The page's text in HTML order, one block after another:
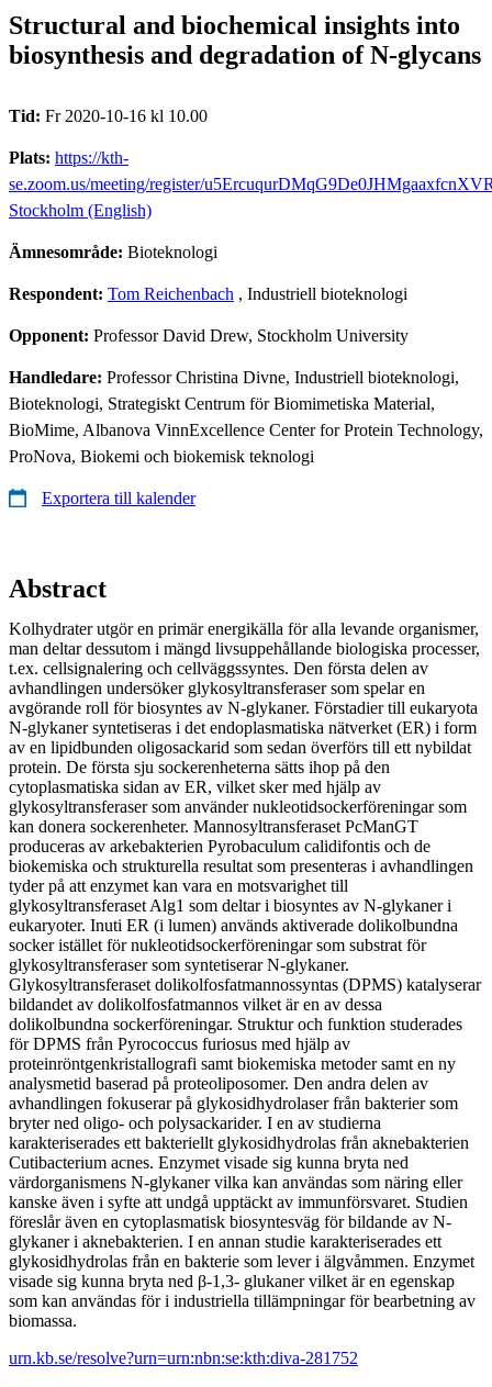
Structural and biochemical insights into
biosynthesis and degradation of N-glycans
Tid: Fr 2020-10-16 kl 10.00
Plats: https://kth-
se.zoom.us/meeting/register/
Stockholm (English)
Ämnesområde: Bioteknologi
Respondent: Tom Reichenbach , Industriell bioteknologi
Opponent: Professor David Drew, Stockholm University
Handledare: Professor Christina Divne, Industriell bioteknologi,
Bioteknologi, Strategiskt Centrum för Biomimetiska Material,
BioMime, Albanova VinnExcellence Center for Protein Technology,
ProNova, Biokemi och biokemisk teknologi
Exportera till kalender
Abstract
Kolhydrater utgör en primär energikälla för alla levande organismer,
man deltar dessutom i mängd livsuppehållande biologiska processer,
t.ex. cellsignalering och cellväggssyntes. Den första delen av
avhandlingen undersöker glykosyltransferaser som spelar en
avgörande roll för biosyntes av N-glykaner. Förstadier till eukaryota
N-glykaner syntetiseras i det endoplasmatiska nätverket (ER) i form
av en lipidbunden oligosackarid som sedan överförs till ett nybildat
protein. De första sju sockerenheterna sätts ihop på den
cytoplasmatiska sidan av ER, vilket sker med hjälp av
glykosyltransferaser som använder nukleotidsockerföreningar som
kan donera sockerenheter. Mannosyltransferaset PcManGT
produceras av arkebakterien Pyrobaculum calidifontis och de
biokemiska och strukturella resultat som presenteras i avhandlingen
tyder på att enzymet kan vara en motsvarighet till
glykosyltransferaset Alg1 som deltar i biosyntes av N-glykaner i
eukaryoter. Inuti ER (i lumen) används aktiverade dolikolbundna
socker istället för nukleotidsockerföreningar som substrat för
glykosyltransferaser som syntetiserar N-glykaner.
Glykosyltransferaset dolikolfosfatmannossyntas (DPMS) katalyserar
bildandet av dolikolfosfatmannos vilket är en av dessa
dolikolbundna sockerföreningar. Struktur och funktion studerades
för DPMS från Pyrococcus furiosus med hjälp av
proteinröntgenkristallografi samt biokemiska metoder samt en ny
analysmetid baserad på proteoliposomer. Den andra delen av
avhandlingen fokuserar på glykosidhydrolaser från bakterier som
bryter ned oligo- och polysackarider. I en av studierna
karakteriserades ett bakteriellt glykosidhydrolas från aknebakterien
Cutibacterium acnes. Enzymet visade sig kunna bryta ned
värdorganismens N-glykaner vilka kan användas som näring eller
kanske även i syfte att undgå upptäckt av immunförsvaret. Studien
föreslår även en cytoplasmatisk biosyntesväg för bildande av N-
glykaner i aknebakterien. I en annan studie karakteriserades ett
glykosidhydrolas från en bakterie som lever i älgvåmmen. Enzymet
visade sig kunna bryta ned β-1,3- glukaner vilket är en egenskap
som kan användas för i industriella tillämpningar för bearbetning av
biomassa.
urn.kb.se/resolve?urn=urn:nbn:se:kth:diva-281752